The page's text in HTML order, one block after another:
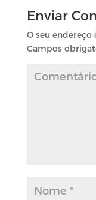
Enviar
O seu
Campos